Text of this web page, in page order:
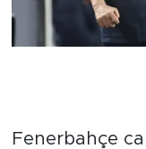
Fenerbahçe